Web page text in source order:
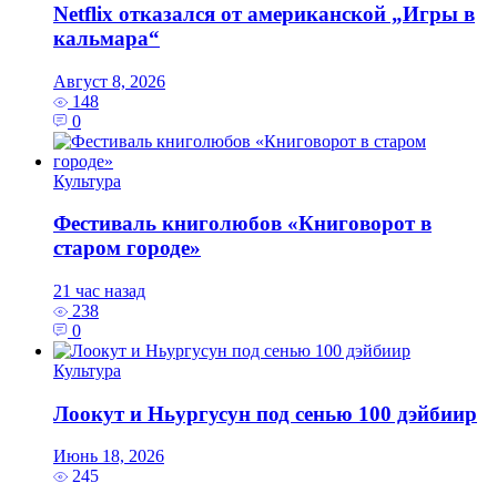
Netflix отказался от американской „Игры в
кальмара“
Август 8, 2026
148
0
Культура
Фестиваль книголюбов «Книговорот в
старом городе»
21 час назад
238
0
Культура
Лоокут и Ньургусун под сенью 100 дэйбиир
Июнь 18, 2026
245